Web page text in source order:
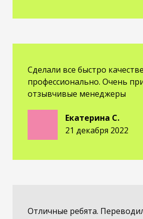
Сделали все быстро
профессионально. Очень
отзывчивые менеджеры
Екатерина С.
21 декабря 2022
Отличные ребята.